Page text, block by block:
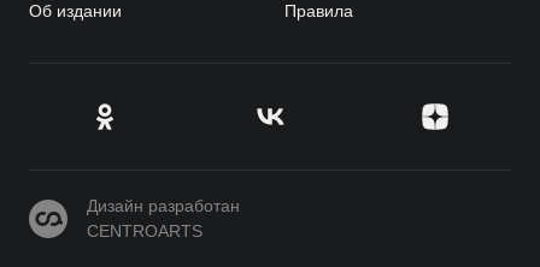
Об издании Правила
CENTROARTS